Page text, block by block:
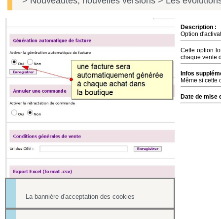
La bannière d'acceptation des cookies
Description :
Option
Cette option
chaque vente
Infos
Même si cette
Date de mise